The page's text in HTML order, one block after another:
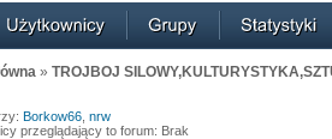
» TROJBOJ
Borkow66 nrw
przeglądający to forum: Brak